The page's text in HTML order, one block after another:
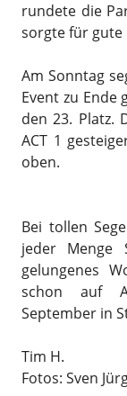
rundete die
sorgte für gute
Am Sonntag
Event zu Ende
den 23. Platz.
ACT 1
oben.
Bei tollen
jeder Menge
gelungenes
schon auf
September in
Tim H.
Fotos: Sven